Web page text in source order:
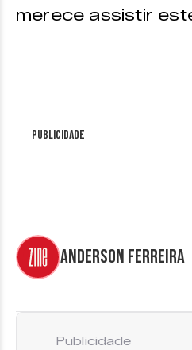
merece assistir
Publicidade
Anderson Ferreira
Publicidade